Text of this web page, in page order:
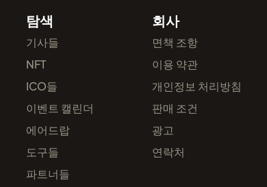
탐색
기사들
NFT
ICO들
이벤트 캘린더
에어드랍
도구들
파트너들
회사
면책 조항
이용 약관
개인정보 처리방침
판매 조건
광고
연락처